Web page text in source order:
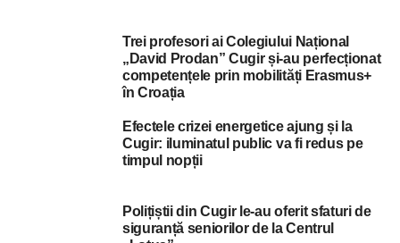
Trei profesori ai Colegiului Național
„David Prodan” Cugir și-au perfecționat
competențele prin mobilități Erasmus+
în Croația
Efectele crizei energetice ajung și la
Cugir: iluminatul public va fi redus pe
timpul nopții
Polițiștii din Cugir le-au oferit sfaturi de
siguranță seniorilor de la Centrul